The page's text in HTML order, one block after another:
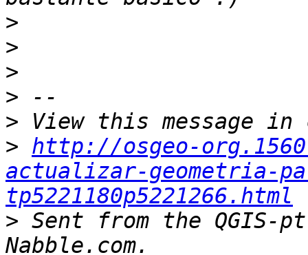
>
>
>
>
>
> http://osgeo-
actualizar-geometria-
tp5221180p5221266.html
> Sent from the